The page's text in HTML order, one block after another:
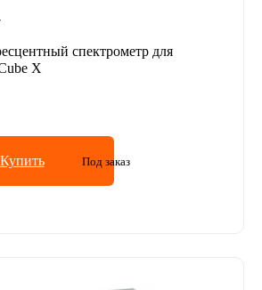
спектрометр для
Х
Купить Под заказ